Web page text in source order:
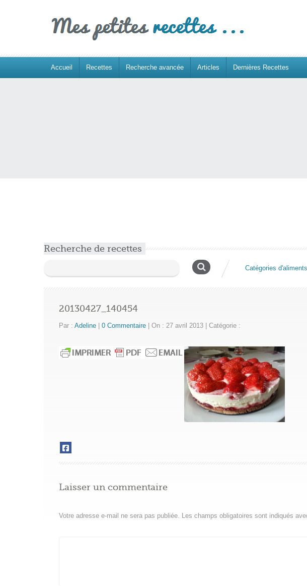
Accueil Recettes Recherche avancée Articles
Dernières Recettes
Recherche de recettes
Catégories
20130427_140454
Par : Adeline 0 Commentaire On : 27 avril 2013 Catégorie :
Laisser un commentaire
Votre adresse e-mail ne sera pas publiée. Les champs obligatoires sont indiqués